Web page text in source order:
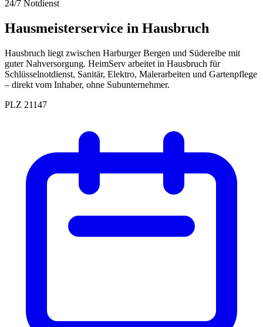
24/7 Notdienst
Hausmeisterservice in Hausbruch
Hausbruch liegt zwischen Harburger Bergen und Süderelbe mit
guter Nahversorgung. HeimServ arbeitet in Hausbruch für
Schlüsselnotdienst, Sanitär, Elektro, Malerarbeiten und Gartenpflege
– direkt vom Inhaber, ohne Subunternehmer.
PLZ 21147